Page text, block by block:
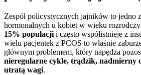
Zespół policystycznych jajników to jedno
hormonalnych u kobiet w wieku
15% populacji i często współistnieje z
wielu pacjentek z PCOS to właśnie
głównym problemem, który napędza
nieregularne cykle, trądzik, nadmierny
utratą wagi.